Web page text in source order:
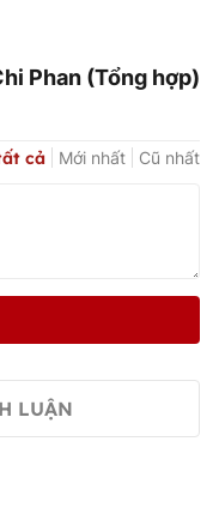
Phan (Tổng hợp)
cả Mới nhất Cũ nhất
LUẬN